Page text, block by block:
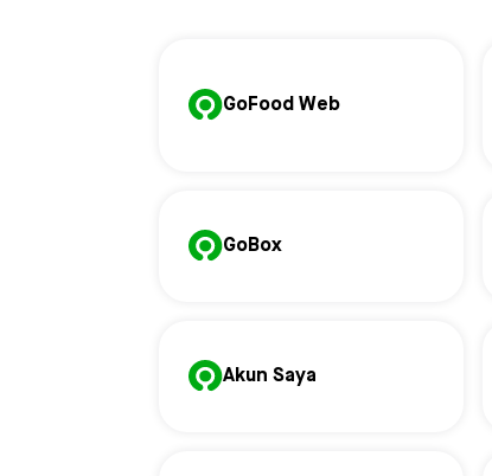
GoFood Web
GoBox
Akun Saya